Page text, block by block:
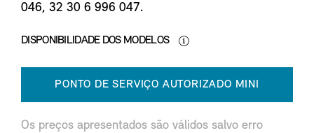
046, 32 30 6 996 047.
DISPONIBILIDADE DOS MODELOS
PONTO DE SERVIÇO AUTORIZADO MINI
Os preços apresentados são válidos salvo erro